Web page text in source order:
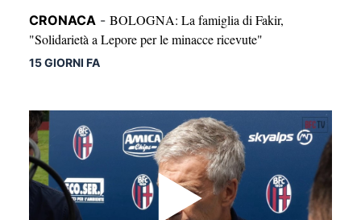
CRONACA - BOLOGNA: La famiglia di Fakir,
"Solidarietà a Lepore per le minacce ricevute"
15 GIORNI FA